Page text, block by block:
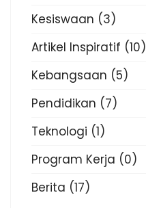
Kesiswaan (3)
Artikel Inspiratif (10)
Kebangsaan (5)
Pendidikan (7)
Teknologi (1)
Program Kerja (0)
Berita (17)